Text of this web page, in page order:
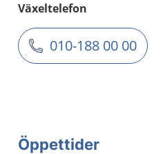
Växeltelefon
010-188 00 00
Öppettider